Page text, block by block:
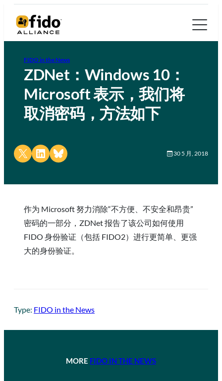
FIDO in the News
ZDNet：Windows 10：
Microsoft 表示，我们将
取消密码，方法如下
Share on X Share on LinkedIn
Share on Bluesky 30 5 月, 2018
作为 Microsoft 努力消除“不方便、不安全和昂贵”
密码的一部分，ZDNet 报告了该公司如何使用
FIDO 身份验证（包括 FIDO2）进行更简单、更强
大的身份验证。
Type: FIDO in the News
MORE FIDO IN THE NEWS